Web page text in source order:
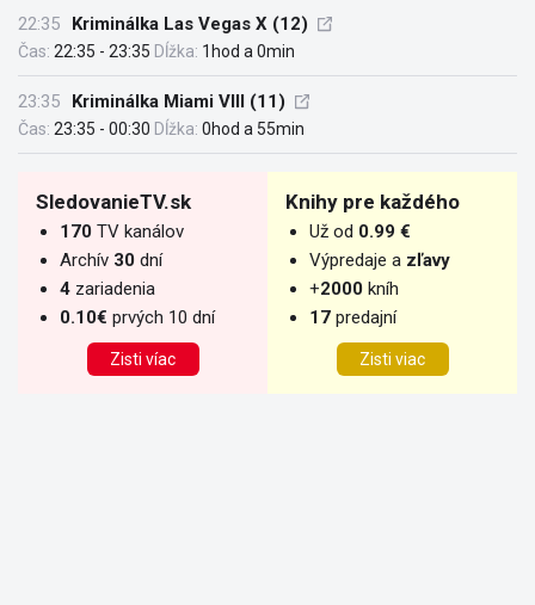
22:35 Kriminálka Las Vegas X (12)
Čas: 22:35 - 23:35 Dĺžka: 1hod a 0min
23:35 Kriminálka Miami VIII (11)
Čas: 23:35 - 00:30 Dĺžka: 0hod a 55min
SledovanieTV.sk
170 TV kanálov
Archív 30 dní
4 zariadenia
0.10€ prvých 10 dní
Zisti víac
Knihy pre každého
Už od 0.99 €
Výpredaje a zľavy
+2000 kníh
17 predajní
Zisti viac